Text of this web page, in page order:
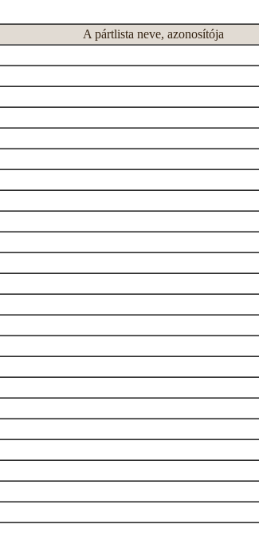
A pártlista neve, azonosítója